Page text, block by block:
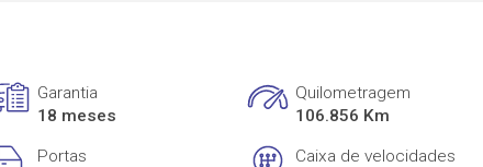
Garantia
18 meses
Quilometragem
106.856 Km
Portas
Caixa de velocidades